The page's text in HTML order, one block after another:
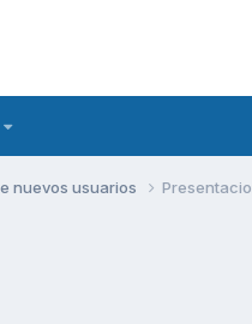
nuevos usuarios